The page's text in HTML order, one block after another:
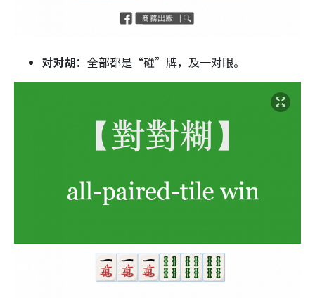
对对胡： 全部都是“碰”牌，及一对眼。